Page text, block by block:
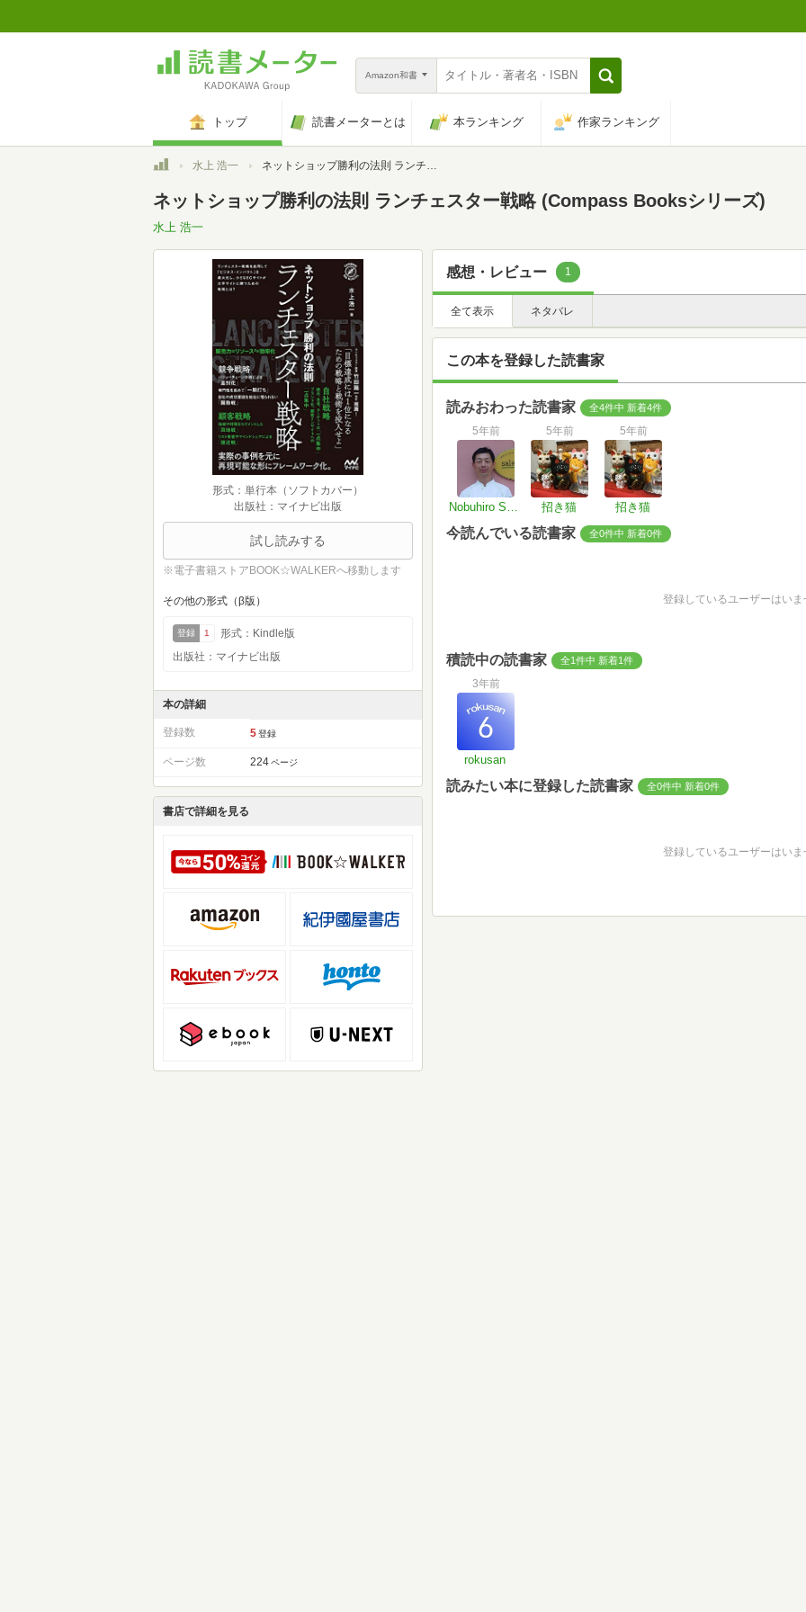
Amazon和書
トップ 読書メーターとは 本ランキング 作家ランキング
トップ水上 浩一 ネットショップ勝利の法則 ランチェスター戦略 (Compass Booksシリーズ)
ネットショップ勝利の法則 ランチェスター戦略 (Compass Booksシリーズ)
水上 浩一
形式：単行本（ソフトカバー）
出版社：マイナビ出版
試し読みする
※電子書籍ストアBOOK☆WALKERへ移動します
その他の形式（β版）
登録 1
形式：Kindle版
出版社：マイナビ出版
本の詳細
登録数 5 登録
ページ数 224 ページ
書店で詳細を見る
感想・レビュー 1
全て表示 ネタバレ
この本を登録した読書家
読みおわった読書家 全4件中 新着4件
5年前
Nobuhiro Sakamaki
5年前
招き猫
5年前
招き猫
今読んでいる読書家 全0件中 新着0件
登録しているユーザーはいま
積読中の読書家 全1件中 新着1件
3年前
rokusan
読みたい本に登録した読書家 全0件中 新着0件
登録しているユーザーはいま